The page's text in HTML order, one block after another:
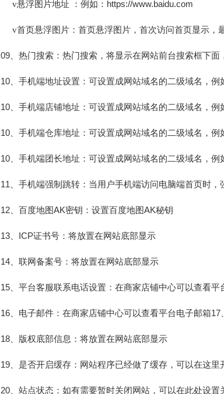
v悬浮图片地址 ：例如：https://www.baidu.com
v首页悬浮图片：首页悬浮图片，首次访问首页显示，
09、热门搜索：热门搜索，将显示在网站前台搜索框下
10、手机端地址设置：可设置成网站域名的二级域名，例
10、手机端店铺地址：可设置成网站域名的二级域名，例
10、手机端仓库地址：可设置成网站域名的二级域名，例
10、手机端团长地址：可设置成网站域名的二级域名，例
11、手机端强制跳转：当用户手机端访问电脑端首页时，
12、百度地图AK密钥：设置百度地图AK秘钥
13、ICP证书号：将放置在网站底部显示
14、联网备案号：将放置在网站底部显示
15、平台客服联系电话设置：在商家店铺中心可以查看平
16、电子邮件：在商家店铺中心可以查看平台电子邮箱17
18、版权底部信息：将放置在网站底部显示
19、是否开启缓存：网站程序已经做了缓存，可以在这里
20、站点状态：如有需要暂时关闭网站，可以在此处设置